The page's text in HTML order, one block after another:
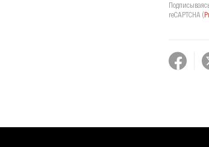
reCAPTCHA (